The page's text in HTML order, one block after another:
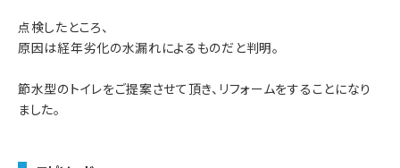
点検したところ、
原因は経年劣化の水漏れによるものだと判明。
節水型のトイレをご提案させて頂き、リフォームをすることになり
ました。